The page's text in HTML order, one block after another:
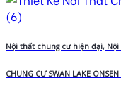
Nội thất chung cư hiện đại,
CHUNG CƯ SWAN LAKE